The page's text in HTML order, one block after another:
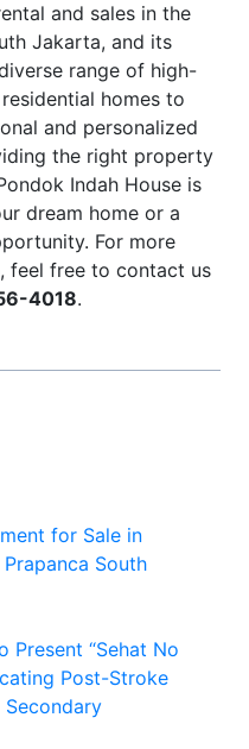
and sales in the
Jakarta, and its
range of high-
homes to
and personalized
the right property
Indah House is
dream home or a
For more
feel free to contact us
4018.
for Sale in
South
Present “Sehat No
Post-Stroke
Secondary